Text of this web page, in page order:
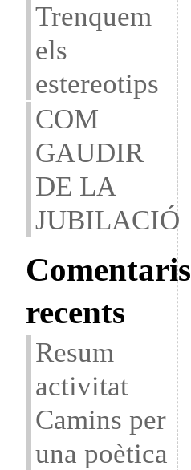
Trenquem
els
estereotips
COM
GAUDIR
DE LA
JUBILACIÓ
Comentaris
recents
Resum
activitat
Camins per
una poètica